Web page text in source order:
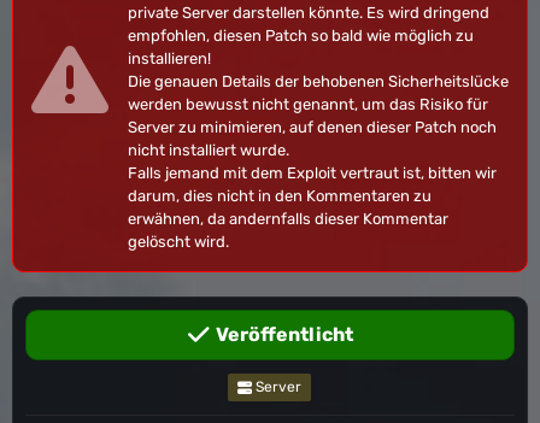
private Server darstellen könnte. Es wird dringend
empfohlen, diesen Patch so bald wie möglich zu
installieren!
Die genauen Details der behobenen Sicherheitslücke
werden bewusst nicht genannt, um das Risiko für
Server zu minimieren, auf denen dieser Patch noch
nicht installiert wurde.
Falls jemand mit dem Exploit vertraut ist, bitten wir
darum, dies nicht in den Kommentaren zu
erwähnen, da andernfalls dieser Kommentar
gelöscht wird.
Veröffentlicht
Server